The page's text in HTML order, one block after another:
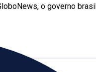
o governo